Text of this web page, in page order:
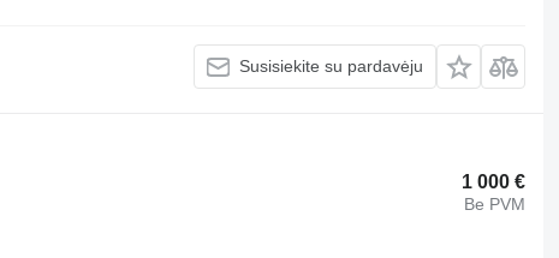
Susisiekite su pardavėju
1 000 €
Be PVM